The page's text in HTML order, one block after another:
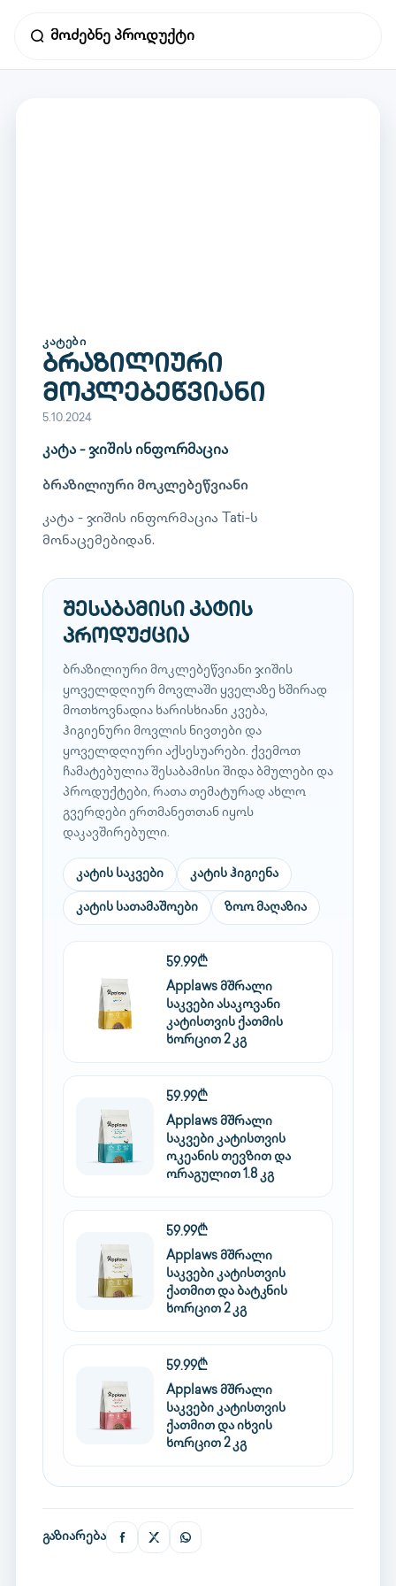
ᲙᲐᲢᲔᲑᲘ
ბრაზილიური
მოკლებეწვიანი
5.10.2024
კატა - ჯიშის ინფორმაცია
ბრაზილიური მოკლებეწვიანი
კატა - ჯიშის ინფორმაცია Tati-ს
მონაცემებიდან.
შესაბამისი კატის
პროდუქცია
ბრაზილიური მოკლებეწვიანი ჯიშის
ყოველდღიურ მოვლაში ყველაზე ხშირად
მოთხოვნადია ხარისხიანი კვება,
ჰიგიენური მოვლის ნივთები და
ყოველდღიური აქსესუარები. ქვემოთ
ჩამატებულია შესაბამისი შიდა ბმულები და
პროდუქტები, რათა თემატურად ახლო
გვერდები ერთმანეთთან იყოს
დაკავშირებული.
კატის საკვები კატის ჰიგიენა
კატის სათამაშოები ზოო მაღაზია
59.99₾
Applaws მშრალი
საკვები ასაკოვანი
კატისთვის ქათმის
ხორცით 2 კგ
59.99₾
Applaws მშრალი
საკვები კატისთვის
ოკეანის თევზით და
ორაგულით 1.8 კგ
59.99₾
Applaws მშრალი
საკვები კატისთვის
ქათმით და ბატკნის
ხორცით 2 კგ
59.99₾
Applaws მშრალი
საკვები კატისთვის
ქათმით და იხვის
ხორცით 2 კგ
გაზიარება